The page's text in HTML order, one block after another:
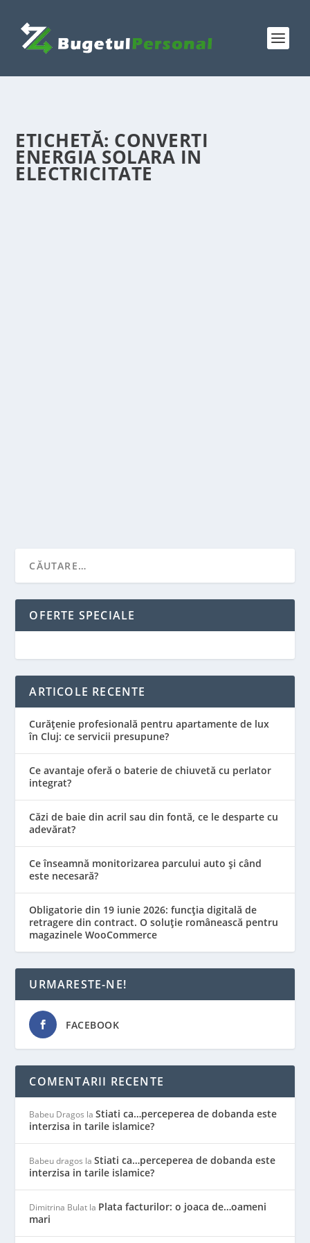
ETICHETĂ: CONVERTI
ENERGIA SOLARA IN
ELECTRICITATE
OFERTE SPECIALE
ARTICOLE RECENTE
Curățenie profesională pentru apartamente de lux
în Cluj: ce servicii presupune?
Ce avantaje oferă o baterie de chiuvetă cu perlator
integrat?
Căzi de baie din acril sau din fontă, ce le desparte cu
adevărat?
Ce înseamnă monitorizarea parcului auto și când
este necesară?
Obligatorie din 19 iunie 2026: funcția digitală de
retragere din contract. O soluție românească pentru
magazinele WooCommerce
URMARESTE-NE!
FACEBOOK
COMENTARII RECENTE
Babeu Dragos laStiati ca…perceperea de dobanda este
interzisa in tarile islamice?
Babeu dragos laStiati ca…perceperea de dobanda este
interzisa in tarile islamice?
Dimitrina Bulat la Plata facturilor: o joaca de…oameni
mari